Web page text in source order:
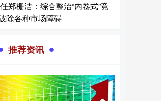
郑栅洁：综合整治“内卷式”竞
除各种市场障碍
推荐资讯